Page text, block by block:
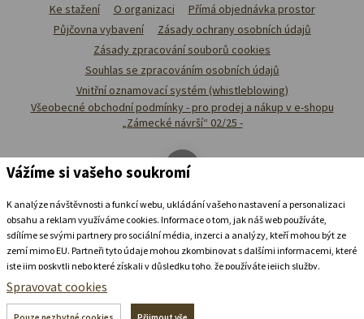
Ubytovat se v
Ke stažení O organizaci
Přímá objednávka prostor
Půjčovna vybavení
Zásady ochrany osobních údajů
Zásady zpracování souborů cookies
Souhlas se zpracováním osobních údajů
Vnitřní oznamovací systém (whistleblowing)
Všeobecné obchodní podmínky - pro prodej a nákup v e-shopu
„Zámecké návrší“ 02/25 -
Vážíme si vašeho soukromí
K analýze návštěvnosti a funkcí webu, ukládání vašeho nastavení a personalizaci
obsahu a reklam využíváme cookies. Informace o tom, jak náš web používáte,
sdílíme se svými partnery pro sociální média, inzerci a analýzy, kteří mohou být ze
zemí mimo EU. Partneři tyto údaje mohou zkombinovat s dalšími informacemi, které
jste jim poskytli nebo které získali v důsledku toho, že používáte jejich služby.
Podrobné informace
Spravovat cookies